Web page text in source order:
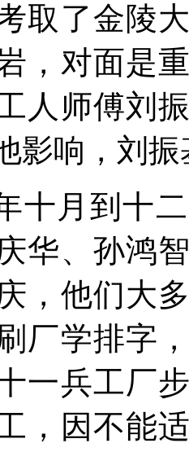
取了金陵
，对面是
人师傅刘
影响，刘
十月到十
华、孙鸿
，他们大
厂学排字
一兵工厂
，因不能